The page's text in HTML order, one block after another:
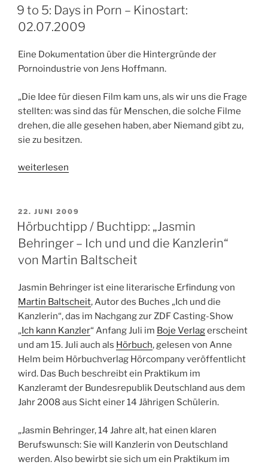
Die
Dinosaurier
los
–
01.07.2009“
AM
9 to 5: Days in Porn – Kinostart:
02.07.2009
Eine Dokumentation über die Hintergründe der
Pornoindustrie von Jens Hoffmann.
„Die Idee für diesen Film kam uns, als wir uns die Frage
stellten: was sind das für Menschen, die solche Filme
drehen, die alle gesehen haben, aber Niemand gibt zu,
sie zu besitzen.
„9
Days
in
Porn
Kinostart:
02.07.2009“
weiterlesen
VERÖFFENTLICHT
AM
22. JUNI 2009
Hörbuchtipp / Buchtipp: „Jasmin
Behringer – Ich und und die Kanzlerin“
von Martin Baltscheit
Jasmin Behringer ist eine literarische Erfindung von
Martin Baltscheit, Autor des Buches „Ich und die
Kanzlerin“, das im Nachgang zur ZDF Casting-Show
„Ich kann Kanzler“ Anfang Juli im Boje Verlagerscheint
und am 15. Juli auch als Hörbuch, gelesen von Anne
Helm beim Hörbuchverlag Hörcompany veröffentlicht
wird. Das Buch beschreibt ein Praktikum im
Kanzleramt der Bundesrepublik Deutschland aus dem
Jahr 2008 aus Sicht einer 14 Jährigen Schülerin.
„Jasmin Behringer, 14 Jahre alt, hat einen klaren
Berufswunsch: Sie will Kanzlerin von Deutschland
werden. Also bewirbt sie sich um ein Praktikum im